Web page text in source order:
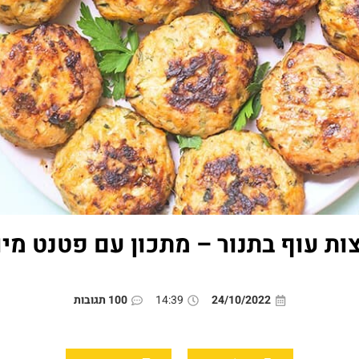
עוף בתנור – מתכון עם פטנט
24/10/2022
14:39 100 תגובות